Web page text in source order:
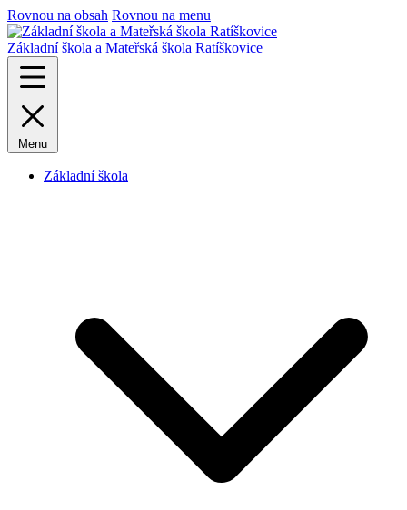
Rovnou na obsah Rovnou na menu
Základní škola a Mateřská škola Ratíškovice
Menu
Základní škola